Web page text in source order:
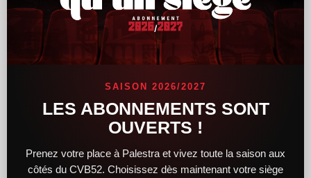
RENCONTRE JOUEURS & STAFF
Séance photos & dédicaces
SAISON 2026/2027
LES ABONNEMENTS SONT
OUVERTS !
Prenez votre place à Palestra et vivez toute la saison aux
côtés du CVB52. Choisissez dès maintenant votre siège